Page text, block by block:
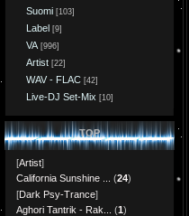
Suomi [103]
Label [9]
VA [996]
Artist [22]
WAV - FLAC [42]
Live-DJ Set-Mix [10]
TOP
[Artist]
California Sunshine ...
(24)
[Dark Psy-Trance]
Aghori Tantrik - Rak...
(1)